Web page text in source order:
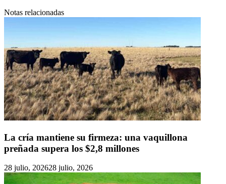
Notas relacionadas
La cría mantiene su firmeza: una vaquillona
preñada supera los $2,8 millones
28 julio, 202628 julio, 2026